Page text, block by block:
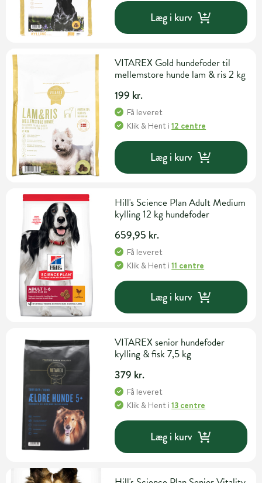
Læg i kurv
VITAREX Gold hundefoder til
mellemstore hunde lam & ris 2 kg
199 kr.
Få leveret
Klik & Hent i12 centre
Læg i kurv
Hill's Science Plan Adult Medium
kylling 12 kg hundefoder
659,95 kr.
Få leveret
Klik & Hent i11 centre
Læg i kurv
VITAREX senior hundefoder
kylling & fisk 7,5 kg
379 kr.
Få leveret
Klik & Hent i13 centre
Læg i kurv